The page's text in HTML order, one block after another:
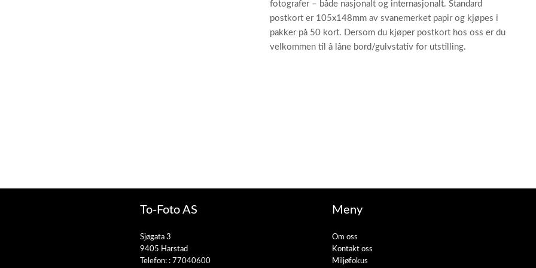
fotografer – både nasjonalt og internasjonalt. Standard
postkort er 105x148mm av svanemerket papir og kjøpes i
pakker på 50 kort. Dersom du kjøper postkort hos oss er du
velkommen til å låne bord/gulvstativ for utstilling.
To-Foto AS
Sjøgata 3
9405 Harstad
Telefon: : 77040600
Meny
Om oss
Kontakt oss
Miljøfokus